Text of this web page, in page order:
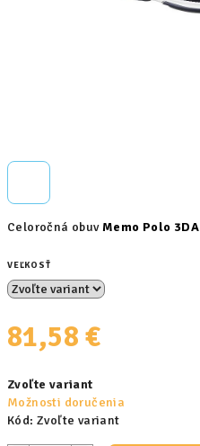
Celoročná obuvMemo Polo 3DA
VEĽKOSŤ
81,58 €
cena:
Zvoľte variant
Možnosti doručenia
Kód: Zvoľte variant